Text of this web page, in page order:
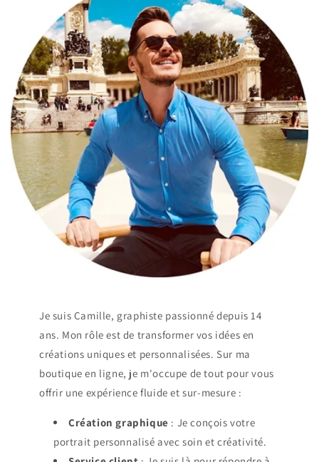
Je suis Camille, graphiste passionné depuis 14
ans. Mon rôle est de transformer vos idées en
créations uniques et personnalisées. Sur ma
boutique en ligne, je m'occupe de tout pour vous
offrir une expérience fluide et sur-mesure :
Création graphique : Je conçois votre
portrait personnalisé avec soin et créativité.